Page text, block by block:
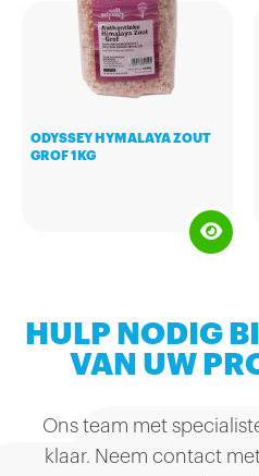
ODYSSEY HYMALAYA ZOUT
GROF 1KG
HULP NODIG
VAN UW
Ons team met
klaar. Neem contact